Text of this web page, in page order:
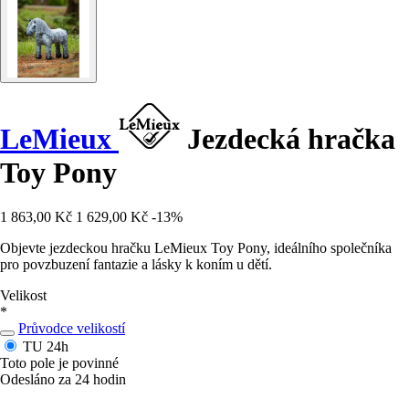
LeMieux
Jezdecká hračka
Toy Pony
1 863,00 Kč 1 629,00 Kč -13%
Objevte jezdeckou hračku LeMieux Toy Pony, ideálního společníka
pro povzbuzení fantazie a lásky k koním u dětí.
Velikost
*
Průvodce velikostí
TU 24h
Toto pole je povinné
Odesláno za 24 hodin